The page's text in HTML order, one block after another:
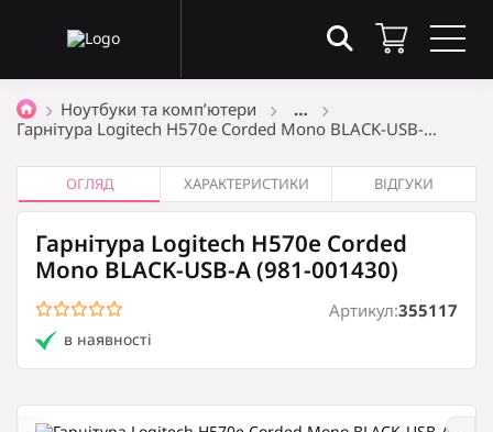
Товари в кошику(0)
Кошик порожній
0₴
Оформити замовлення
Ноутбуки та комп’ютери
…
Гарнітура Logitech H570e Corded Mono BLACK-USB-…
ОГЛЯД ХАРАКТЕРИСТИКИ ВІДГУКИ
Гарнітура Logitech H570e Corded
Mono BLACK-USB-A (981-001430)
в наявності
Артикул:355117